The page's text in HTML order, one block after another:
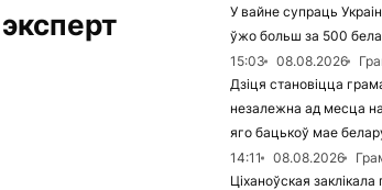
У вайне супраць
ўжо больш за 500
15:03
08.08.2026
Дзіця становіцца
незалежна ад месца
яго бацькоў мае
14:11
08.08.2026
Ціханоўская